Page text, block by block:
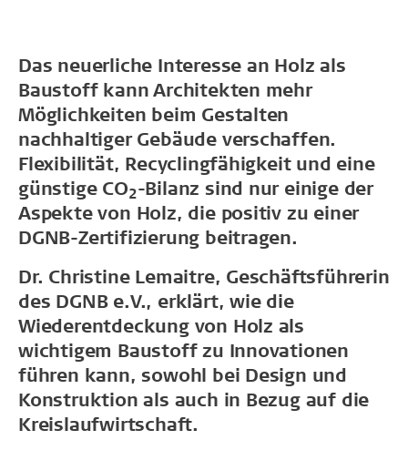
Das neuerliche Interesse an Holz als
Baustoff kann Architekten mehr
Möglichkeiten beim Gestalten
nachhaltiger Gebäude verschaffen.
Flexibilität, Recyclingfähigkeit und eine
günstige CO2-Bilanz sind nur einige der
Aspekte von Holz, die positiv zu einer
DGNB-Zertifizierung beitragen.
Dr. Christine Lemaitre, Geschäftsführerin
des DGNB e.V., erklärt, wie die
Wiederentdeckung von Holz als
wichtigem Baustoff zu Innovationen
führen kann, sowohl bei Design und
Konstruktion als auch in Bezug auf die
Kreislaufwirtschaft.